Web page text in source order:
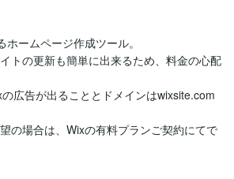
ームページ作成ツール。
トの更新も簡単に出来るため、料金の心配
広告が出ることとドメインはwixsite.com
の場合は、Wixの有料プランご契約にてで